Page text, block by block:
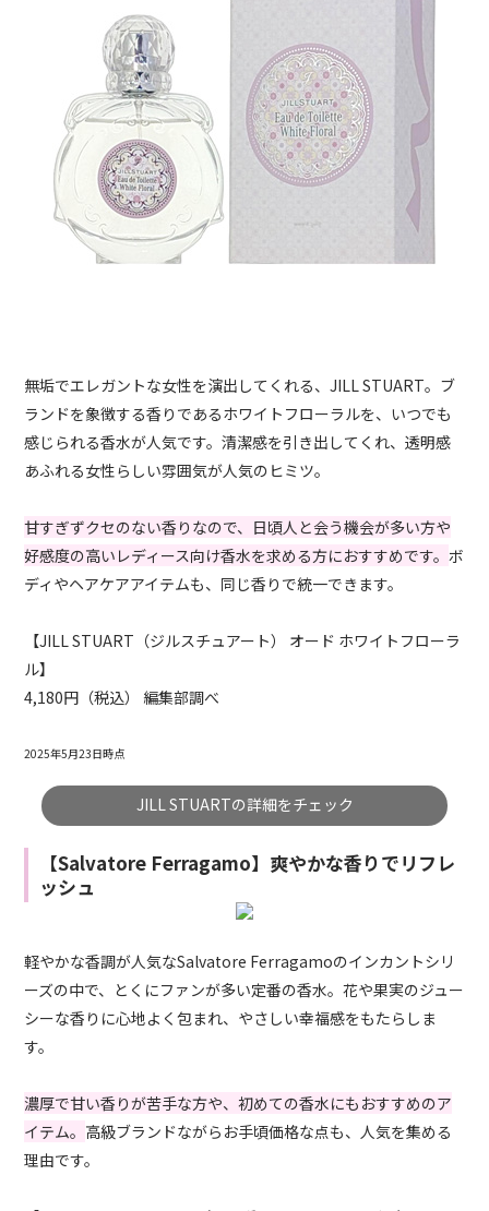
無垢でエレガントな女性を演出してくれる、JILL STUART。ブ
ランドを象徴する香りであるホワイトフローラルを、いつでも
感じられる香水が人気です。清潔感を引き出してくれ、透明感
あふれる女性らしい雰囲気が人気のヒミツ。
甘すぎずクセのない香りなので、日頃人と会う機会が多い方や
好感度の高いレディース向け香水を求める方におすすめです。ボ
ディやヘアケアアイテムも、同じ香りで統一できます。
【JILL STUART（ジルスチュアート） オード ホワイトフローラ
ル】
4,180円（税込） 編集部調べ
2025年5月23日時点
JILL STUARTの詳細をチェック
【Salvatore Ferragamo】爽やかな香りでリフレ
ッシュ
軽やかな香調が人気なSalvatore Ferragamoのインカントシリ
ーズの中で、とくにファンが多い定番の香水。花や果実のジュー
シーな香りに心地よく包まれ、やさしい幸福感をもたらしま
す。
濃厚で甘い香りが苦手な方や、初めての香水にもおすすめのア
イテム。 高級ブランドながらお手頃価格な点も、人気を集める
理由です。